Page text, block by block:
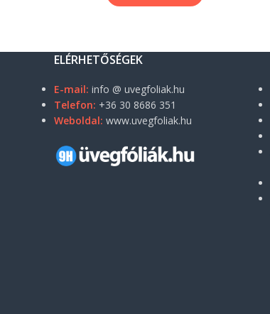
ELÉRHETŐSÉGEK
E-mail: info @ uvegfoliak.hu
Telefon: +36 30 8686 351
Weboldal: www.uvegfoliak.hu